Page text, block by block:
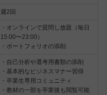
週2回
・オンラインで質問し放題（毎日
15:00〜23:00）
・ポートフォリオの添削
・自己分析や選考用書類の添削
・基本的なビジネスマナー習得
・卒業生専用コミュニティ
・教材の一部を卒業後も閲覧可能